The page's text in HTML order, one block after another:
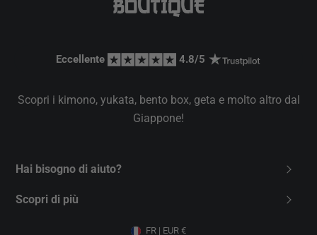
Eccellente 4.8/5
Scopri i kimono, yukata, bento box, geta e molto altro dal
Giappone!
Hai bisogno di aiuto?
Contattaci
Scopri di più
FR | EUR €